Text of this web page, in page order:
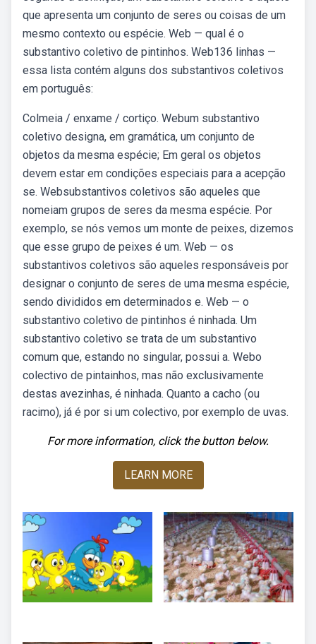
que apresenta um conjunto de seres ou coisas de um
mesmo contexto ou espécie. Web — qual é o
substantivo coletivo de pintinhos. Web136 linhas —
essa lista contém alguns dos substantivos coletivos
em português:
Colmeia / enxame / cortiço. Webum substantivo
coletivo designa, em gramática, um conjunto de
objetos da mesma espécie; Em geral os objetos
devem estar em condições especiais para a acepção
se. Websubstantivos coletivos são aqueles que
nomeiam grupos de seres da mesma espécie. Por
exemplo, se nós vemos um monte de peixes, dizemos
que esse grupo de peixes é um. Web — os
substantivos coletivos são aqueles responsáveis por
designar o conjunto de seres de uma mesma espécie,
sendo divididos em determinados e. Web — o
substantivo coletivo de pintinhos é ninhada. Um
substantivo coletivo se trata de um substantivo
comum que, estando no singular, possui a. Webo
colectivo de pintainhos, mas não exclusivamente
destas avezinhas, é ninhada. Quanto a cacho (ou
racimo), já é por si um colectivo, por exemplo de uvas.
For more information, click the button below.
LEARN MORE